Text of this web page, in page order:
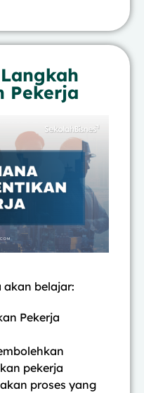
Pekerja
akan belajar:
Pekerja
pekerja
proses yang